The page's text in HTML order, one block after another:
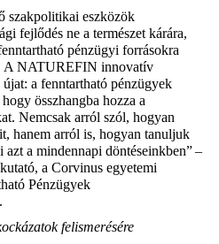
szakpolitikai eszközök
fejlődés ne a természet kárára,
pénzügyi forrásokra
A NATUREFIN innovatív
a fenntartható pénzügyek
összhangba hozza a
Nemcsak arról szól, hogyan
hanem arról is, hogyan tanuljuk
azt a mindennapi döntéseinkben” –
a Corvinus egyetemi
Pénzügyek
felismerésére